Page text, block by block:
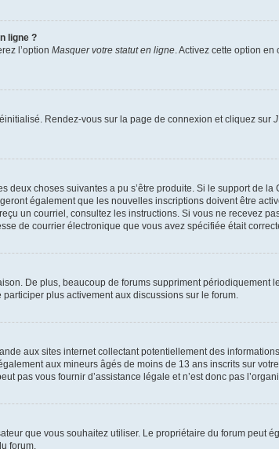
ligne ?
l’option Masquer votre statut en ligne. Activez cette option en
Rendez-vous sur la page de connexion et cliquez sur
deux choses suivantes a pu s’être produite. Si le support de
également que les nouvelles inscriptions doivent être
un courriel, consultez les instructions. Si vous ne recevez
de courrier électronique que vous avez spécifiée était
De plus, beaucoup de forums suppriment périodiquement
plus activement aux discussions sur le forum.
aux sites internet collectant potentiellement des
aux mineurs âgés de moins de 13 ans inscrits sur
pas vous fournir d’assistance légale et n’est donc pas
que vous souhaitez utiliser. Le propriétaire du forum peut
forum.